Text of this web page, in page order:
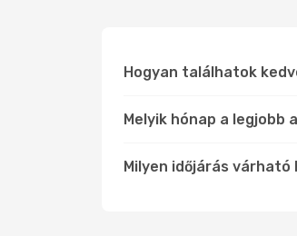
Hogyan találhatok
Melyik hónap a legjobb
Milyen időjárás